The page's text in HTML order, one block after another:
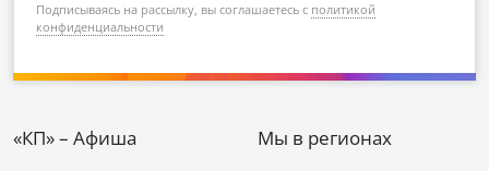
Подписываясь на рассылку, вы соглашаетесь с политикой
конфиденциальности
«КП» – Афиша Мы в регионах